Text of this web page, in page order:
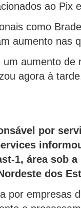
ao Pix
como
aumento nas
aumento
agora à
por
1, área sob
dos
por empresas